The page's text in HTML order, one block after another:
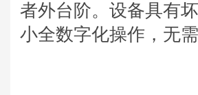
者外台阶。设备具有
小全数字化操作，无需